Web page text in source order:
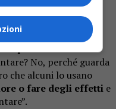
anche il nostro è un
merita rispetto
messo dei pezzi e
qui’. Così io le ho
No, perché guarda
che alcuni lo usano
o fare degli effetti e